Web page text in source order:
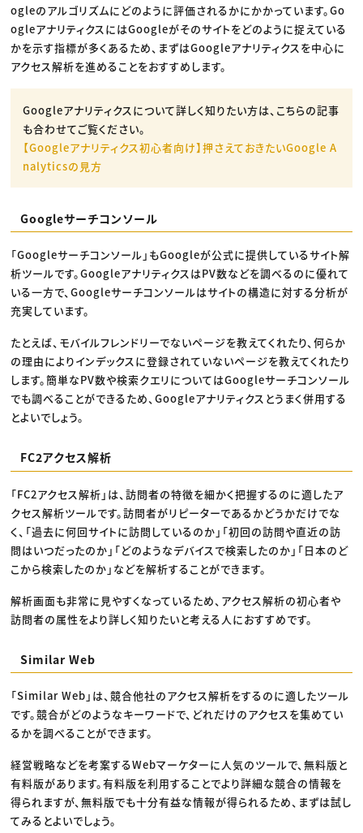
ogleのアルゴリズムにどのように評価されるかにかかっています。Go
ogleアナリティクスにはGoogleがそのサイトをどのように捉えている
かを示す指標が多くあるため、まずはGoogleアナリティクスを中心に
アクセス解析を進めることをおすすめします。
Googleアナリティクスについて詳しく知りたい方は、こちらの記事
も合わせてご覧ください。
【Googleアナリティクス初心者向け】押さえておきたいGoogle A
nalyticsの見方
Googleサーチコンソール
「Googleサーチコンソール」もGoogleが公式に提供しているサイト解
析ツールです。GoogleアナリティクスはPV数などを調べるのに優れて
いる一方で、Googleサーチコンソールはサイトの構造に対する分析が
充実しています。
たとえば、モバイルフレンドリーでないページを教えてくれたり、何らか
の理由によりインデックスに登録されていないページを教えてくれたり
します。簡単なPV数や検索クエリについてはGoogleサーチコンソール
でも調べることができるため、Googleアナリティクスとうまく併用する
とよいでしょう。
FC2アクセス解析
「FC2アクセス解析」は、訪問者の特徴を細かく把握するのに適したア
クセス解析ツールです。訪問者がリピーターであるかどうかだけでな
く、「過去に何回サイトに訪問しているのか」「初回の訪問や直近の訪
問はいつだったのか」「どのようなデバイスで検索したのか」「日本のど
こから検索したのか」などを解析することができます。
解析画面も非常に見やすくなっているため、アクセス解析の初心者や
訪問者の属性をより詳しく知りたいと考える人におすすめです。
Similar Web
「Similar Web」は、競合他社のアクセス解析をするのに適したツール
です。競合がどのようなキーワードで、どれだけのアクセスを集めてい
るかを調べることができます。
経営戦略などを考案するWebマーケターに人気のツールで、無料版と
有料版があります。有料版を利用することでより詳細な競合の情報を
得られますが、無料版でも十分有益な情報が得られるため、まずは試し
てみるとよいでしょう。